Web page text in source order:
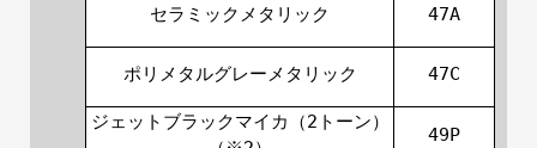
セラミックメタリック 47A
ポリメタルグレーメタリック 47C
ジェットブラックマイカ（2トーン）
49P